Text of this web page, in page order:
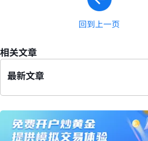
回到上一页
相关文章
最新文章